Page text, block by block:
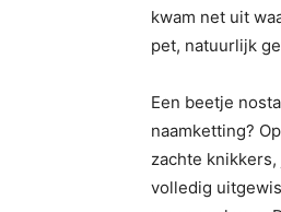
kwam net uit
pet, natuurlijk
Een beetje
naamketting?
zachte knikkers,
volledig